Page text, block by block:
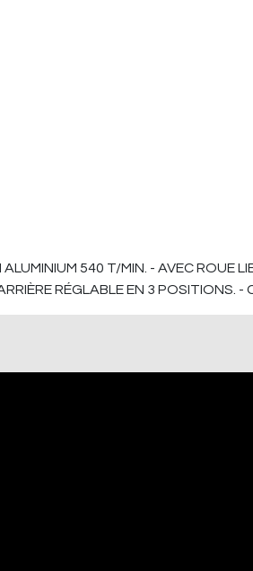
540 T/MIN. - AVEC ROUE
RÉGLABLE EN 3 POSITIONS. -